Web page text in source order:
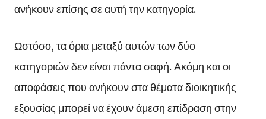
ανήκουν επίσης σε αυτή την κατηγορία.
Ωστόσο, τα όρια μεταξύ αυτών των δύο
κατηγοριών δεν είναι πάντα σαφή. Ακόμη και οι
αποφάσεις που ανήκουν στα θέματα διοικητικής
εξουσίας μπορεί να έχουν άμεση επίδραση στην